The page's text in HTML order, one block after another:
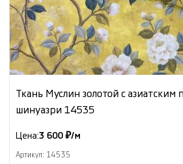
Ткань Муслин золотой с
шинуазри 14535
Цена:3 600 ₽/м
Артикул: 14535